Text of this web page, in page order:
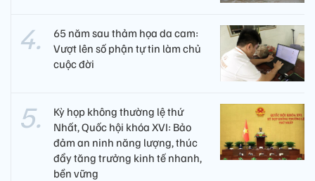
65 năm sau thảm họa da cam:
Vượt lên số phận tự tin làm chủ
cuộc đời
Kỳ họp không thường lệ thứ
Nhất, Quốc hội khóa XVI: Bảo
đảm an ninh năng lượng, thúc
đẩy tăng trưởng kinh tế nhanh,
bền vững